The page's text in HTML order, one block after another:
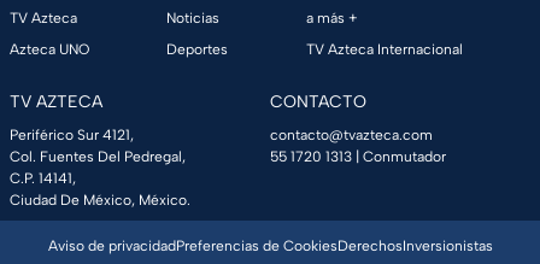
TV Azteca
Azteca UNO
Noticias
Deportes
a más +
TV Azteca Internacional
TV AZTECA
Periférico Sur 4121,
Col. Fuentes Del Pedregal,
C.P. 14141,
Ciudad De México, México.
CONTACTO
contacto@tvazteca.com
55 1720 1313 | Conmutador
Aviso de privacidadPreferencias de CookiesDerechosInversionistas